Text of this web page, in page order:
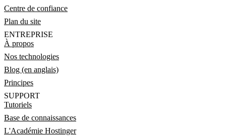
Centre de confiance
Plan du site
ENTREPRISE
À propos
Nos technologies
Blog (en anglais)
Principes
SUPPORT
Tutoriels
Base de connaissances
L'Académie Hostinger